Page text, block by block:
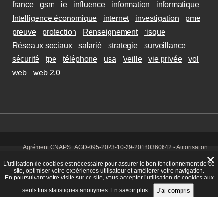
france
gsm ie influence information
informatique
Intelligence économique
internet investigation
pme
preuve
protection Renseignement
risque
Réseaux sociaux
salarié strategie
surveillance
sécurité
tpe téléphone usa Veille vie privée
vol
web
web 2.0
Agrément CNAPS :AGD-095-2023-10-29-20180360642 - Autorisation
925 00038 - Code NAF 8030 Z -Mentions Légales-CookiesTél. : 06 14
01 75 32
L'utilisation de cookies est nécessaire pour assurer le bon fonctionnement de ce
site, optimiser votre expériences utilisateur et améliorer votre navigation.
En poursuivant votre visite sur ce site, vous accepter l’utilisation de cookies aux
seuls fins statistiques anonymes. En savoir plus. J'ai compris
×